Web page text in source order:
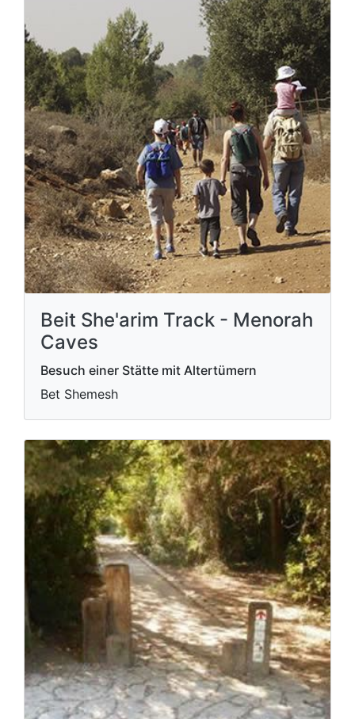
Beit She'arim Track - Menorah
Caves
Besuch einer Stätte mit Altertümern
Bet Shemesh